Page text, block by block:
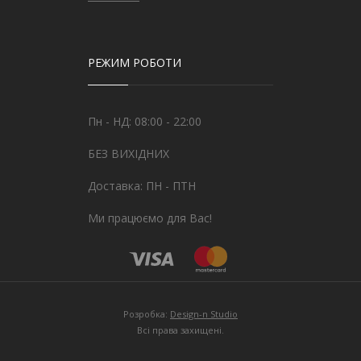
РЕЖИМ РОБОТИ
Пн - НД: 08:00 - 22:00
БЕЗ ВИХІДНИХ
Доставка: ПН - ПТН
Ми працюємо для Вас!
Розробка: Design-n Studio
Всі права захищені.